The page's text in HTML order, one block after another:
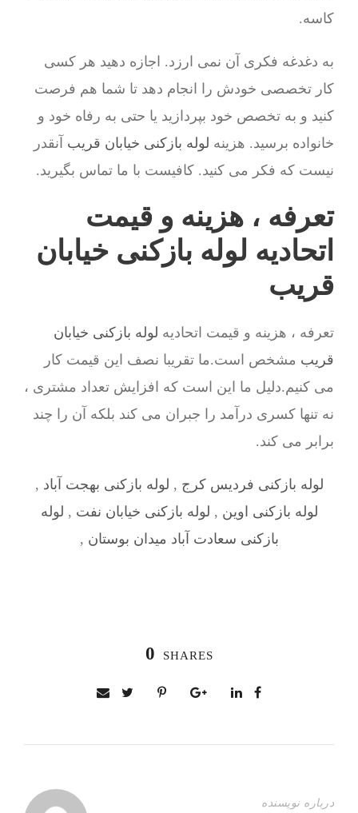
کاسه.
به دغدغه فکری آن نمی ارزد. اجازه دهید هر کسی
کار تخصصی خودش را انجام دهد تا شما هم فرصت
کنید و به تخصص خود بپردازید یا حتی به رفاه خود و
خانواده برسید. هزینه لوله بازکنی خیابان قریب آنقدر
نیست که فکر می کنید. کافیست با ما تماس بگیرید.
تعرفه ، هزینه و قیمت
اتحادیه لوله بازکنی خیابان
قریب
تعرفه ، هزینه و قیمت اتحادیه لوله بازکنی خیابان
قریب مشخص است.ما تقریبا نصف این قیمت کار
می کنیم.دلیل ما این است که افزایش تعداد مشتری ،
نه تنها کسری درآمد را جبران می کند بلکه آن را چند
برابر می کند.
لوله بازکنی فردیس کرج , لوله بازکنی بهجت آباد ,
لوله بازکنی اوین , لوله بازکنی خیابان نفت , لوله
بازکنی سعادت آباد میدان بوستان ,
0 SHARES
درباره نویسنده